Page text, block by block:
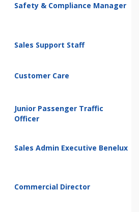
Safety & Compliance Manager
Sales Support Staff
Customer Care
Junior Passenger Traffic
Officer
Sales Admin Executive Benelux
Commercial Director